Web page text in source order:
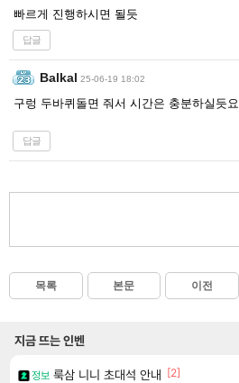
빠르게 진행하시면 될듯
답글
Balkal 25-06-19 18:02
구렁 두바퀴돌면 줘서 시간은 충분하실듯요
답글
목록 본문 이전
지금 뜨는 인벤
정보 룩삼 니니 초대석 안내 [2]